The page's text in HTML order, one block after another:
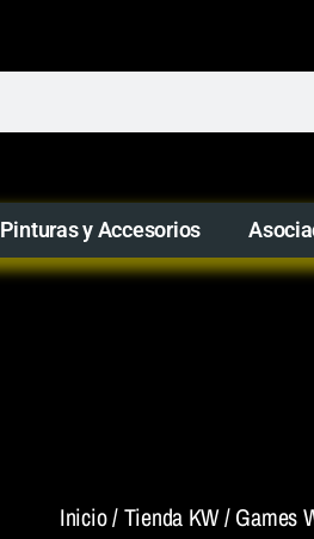
Pinturas y Accesorios
Inicio/Tienda KW/Games